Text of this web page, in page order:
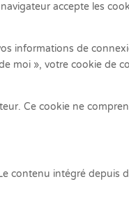
accepte les
de
moi », votre cookie
Ce cookie ne
intégré depuis